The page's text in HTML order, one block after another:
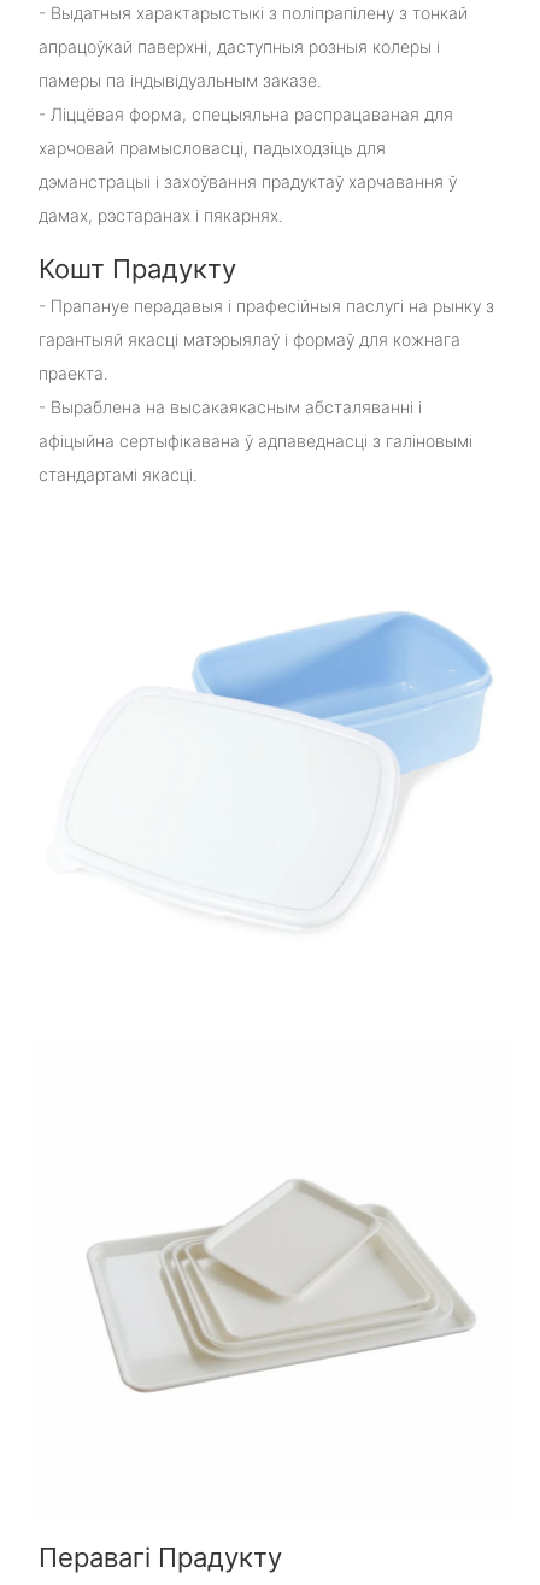
- Выдатныя характарыстыкі з поліпрапілену з тонкай
апрацоўкай паверхні, даступныя розныя колеры і
памеры па індывідуальным заказе.
- Ліццёвая форма, спецыяльна распрацаваная для
харчовай прамысловасці, падыходзіць для
дэманстрацыі і захоўвання прадуктаў харчавання ў
дамах, рэстаранах і пякарнях.
Кошт Прадукту
- Прапануе перадавыя і прафесійныя паслугі на рынку з
гарантыяй якасці матэрыялаў і формаў для кожнага
праекта.
- Выраблена на высакаякасным абсталяванні і
афіцыйна сертыфікавана ў адпаведнасці з галіновымі
стандартамі якасці.
Перавагі Прадукту